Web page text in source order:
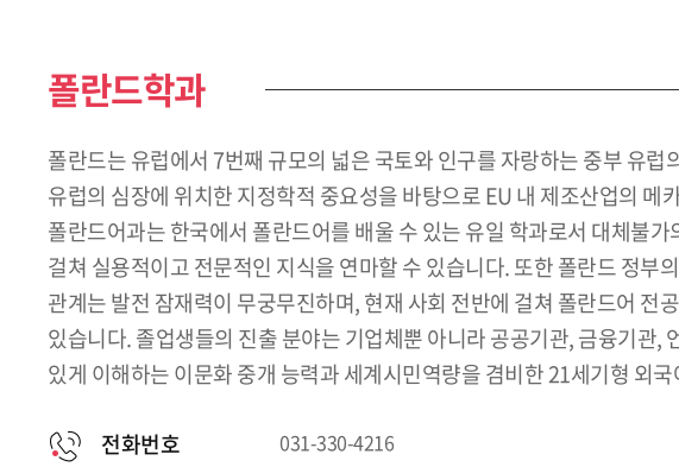
폴란드학과
폴란드는 유럽에서 7번째 규모의 넓은 국토와 인구를 자랑하는 중부 유
유럽의 심장에 위치한 지정학적 중요성을 바탕으로 EU 내 제조산업의
폴란드어과는 한국에서 폴란드어를 배울 수 있는 유일 학과로서 대체불
걸쳐 실용적이고 전문적인 지식을 연마할 수 있습니다. 또한 폴란드 정
관계는 발전 잠재력이 무궁무진하며, 현재 사회 전반에 걸쳐 폴란드어
있습니다. 졸업생들의 진출 분야는 기업체뿐 아니라 공공기관, 금융기관
있게 이해하는 이문화 중개 능력과 세계시민역량을 겸비한 21세기형 외
전화번호 031-330-4216